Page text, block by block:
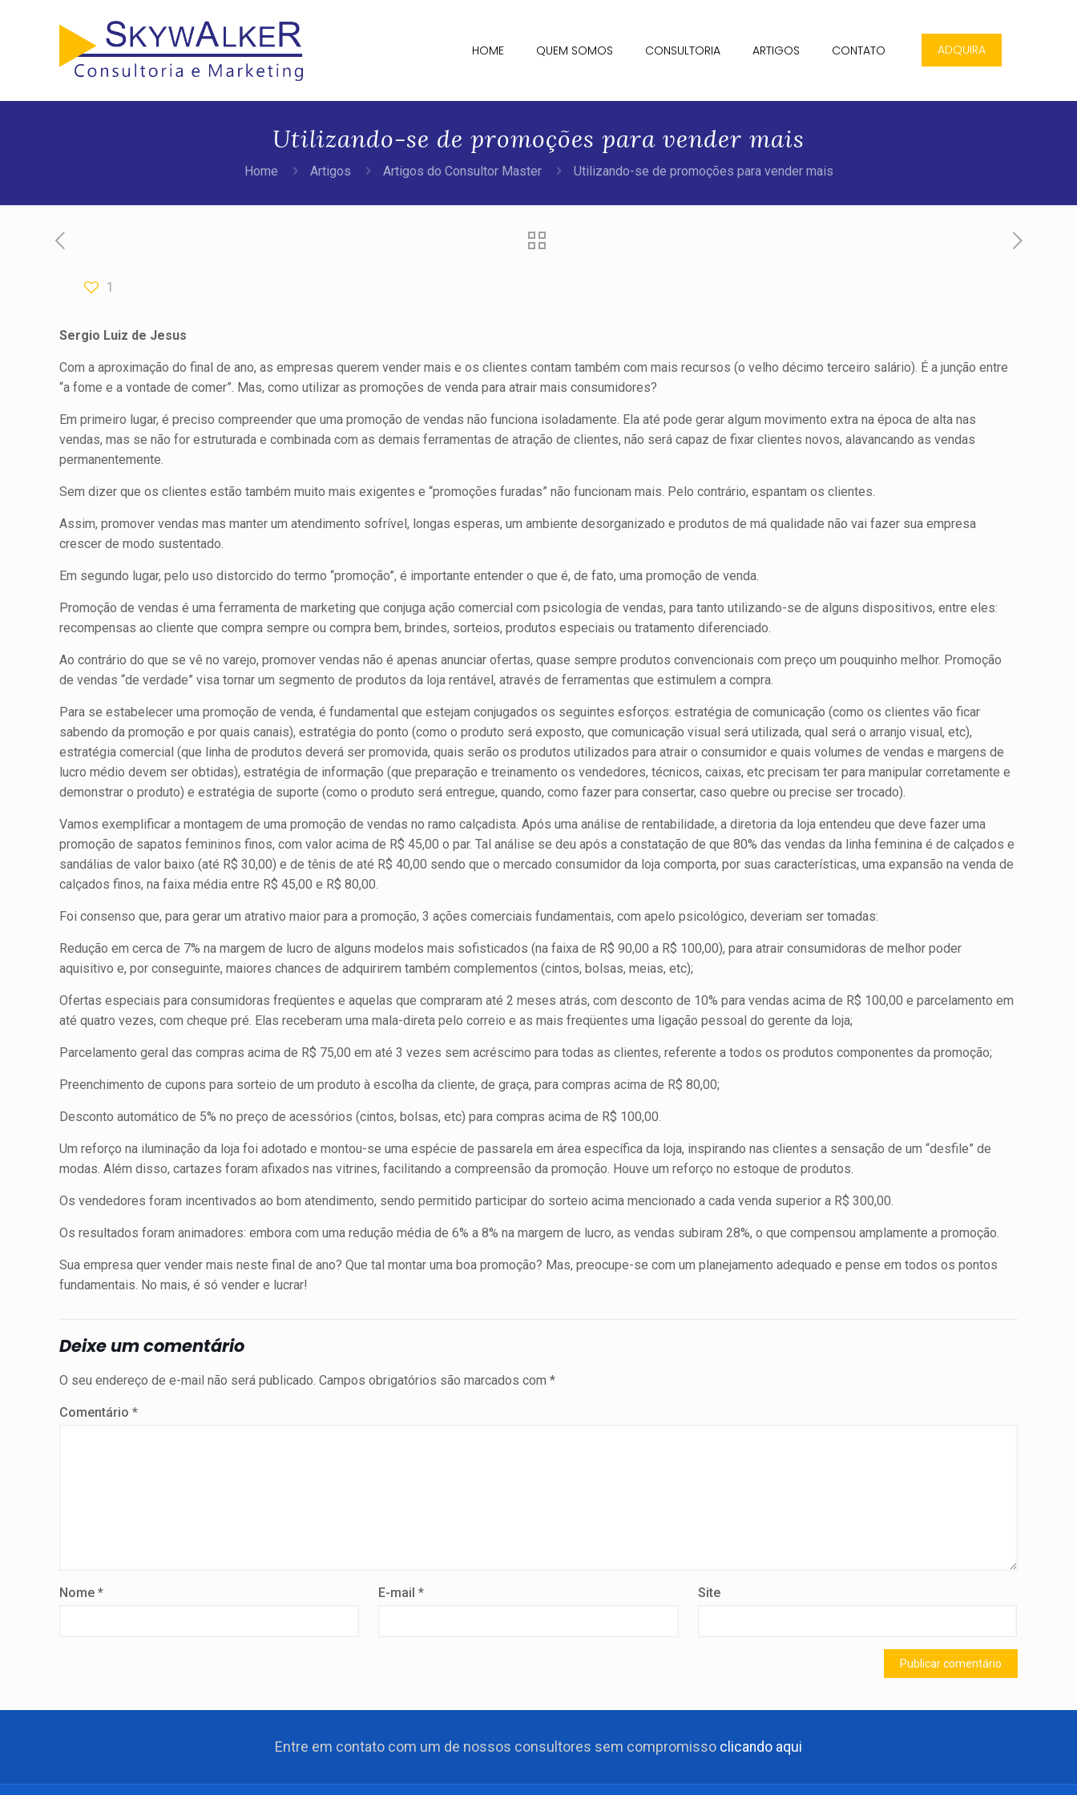
HOME QUEM SOMOS CONSULTORIA ARTIGOS CONTATO ADQUIRA
Utilizando-se de promoções para vender mais
Home Artigos Artigos do Consultor Master Utilizando-se de promoções para vender mais
1
Sergio Luiz de Jesus
Com a aproximação do final de ano, as empresas querem vender mais e os clientes contam também com mais recursos (o velho décimo terceiro salário). É a junção entre
“a fome e a vontade de comer”. Mas, como utilizar as promoções de venda para atrair mais consumidores?
Em primeiro lugar, é preciso compreender que uma promoção de vendas não funciona isoladamente. Ela até pode gerar algum movimento extra na época de alta nas
vendas, mas se não for estruturada e combinada com as demais ferramentas de atração de clientes, não será capaz de fixar clientes novos, alavancando as vendas
permanentemente.
Sem dizer que os clientes estão também muito mais exigentes e “promoções furadas” não funcionam mais. Pelo contrário, espantam os clientes.
Assim, promover vendas mas manter um atendimento sofrível, longas esperas, um ambiente desorganizado e produtos de má qualidade não vai fazer sua empresa
crescer de modo sustentado.
Em segundo lugar, pelo uso distorcido do termo “promoção”, é importante entender o que é, de fato, uma promoção de venda.
Promoção de vendas é uma ferramenta de marketing que conjuga ação comercial com psicologia de vendas, para tanto utilizando-se de alguns dispositivos, entre eles:
recompensas ao cliente que compra sempre ou compra bem, brindes, sorteios, produtos especiais ou tratamento diferenciado.
Ao contrário do que se vê no varejo, promover vendas não é apenas anunciar ofertas, quase sempre produtos convencionais com preço um pouquinho melhor. Promoção
de vendas “de verdade” visa tornar um segmento de produtos da loja rentável, através de ferramentas que estimulem a compra.
Para se estabelecer uma promoção de venda, é fundamental que estejam conjugados os seguintes esforços: estratégia de comunicação (como os clientes vão ficar
sabendo da promoção e por quais canais), estratégia do ponto (como o produto será exposto, que comunicação visual será utilizada, qual será o arranjo visual, etc),
estratégia comercial (que linha de produtos deverá ser promovida, quais serão os produtos utilizados para atrair o consumidor e quais volumes de vendas e margens de
lucro médio devem ser obtidas), estratégia de informação (que preparação e treinamento os vendedores, técnicos, caixas, etc precisam ter para manipular corretamente e
demonstrar o produto) e estratégia de suporte (como o produto será entregue, quando, como fazer para consertar, caso quebre ou precise ser trocado).
Vamos exemplificar a montagem de uma promoção de vendas no ramo calçadista. Após uma análise de rentabilidade, a diretoria da loja entendeu que deve fazer uma
promoção de sapatos femininos finos, com valor acima de R$ 45,00 o par. Tal análise se deu após a constatação de que 80% das vendas da linha feminina é de calçados e
sandálias de valor baixo (até R$ 30,00) e de tênis de até R$ 40,00 sendo que o mercado consumidor da loja comporta, por suas características, uma expansão na venda de
calçados finos, na faixa média entre R$ 45,00 e R$ 80,00.
Foi consenso que, para gerar um atrativo maior para a promoção, 3 ações comerciais fundamentais, com apelo psicológico, deveriam ser tomadas:
Redução em cerca de 7% na margem de lucro de alguns modelos mais sofisticados (na faixa de R$ 90,00 a R$ 100,00), para atrair consumidoras de melhor poder
aquisitivo e, por conseguinte, maiores chances de adquirirem também complementos (cintos, bolsas, meias, etc);
Ofertas especiais para consumidoras freqüentes e aquelas que compraram até 2 meses atrás, com desconto de 10% para vendas acima de R$ 100,00 e parcelamento em
até quatro vezes, com cheque pré. Elas receberam uma mala-direta pelo correio e as mais freqüentes uma ligação pessoal do gerente da loja;
Parcelamento geral das compras acima de R$ 75,00 em até 3 vezes sem acréscimo para todas as clientes, referente a todos os produtos componentes da promoção;
Preenchimento de cupons para sorteio de um produto à escolha da cliente, de graça, para compras acima de R$ 80,00;
Desconto automático de 5% no preço de acessórios (cintos, bolsas, etc) para compras acima de R$ 100,00.
Um reforço na iluminação da loja foi adotado e montou-se uma espécie de passarela em área específica da loja, inspirando nas clientes a sensação de um “desfile” de
modas. Além disso, cartazes foram afixados nas vitrines, facilitando a compreensão da promoção. Houve um reforço no estoque de produtos.
Os vendedores foram incentivados ao bom atendimento, sendo permitido participar do sorteio acima mencionado a cada venda superior a R$ 300,00.
Os resultados foram animadores: embora com uma redução média de 6% a 8% na margem de lucro, as vendas subiram 28%, o que compensou amplamente a promoção.
Sua empresa quer vender mais neste final de ano? Que tal montar uma boa promoção? Mas, preocupe-se com um planejamento adequado e pense em todos os pontos
fundamentais. No mais, é só vender e lucrar!
Deixe um comentário
O seu endereço de e-mail não será publicado. Campos obrigatórios são marcados com *
Comentário *
Nome * E-mail* Site
Entre em contato com um de nossos consultores sem compromisso clicando aqui